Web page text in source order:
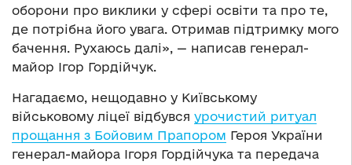
оборони про виклики у сфері освіти та про те,
де потрібна його увага. Отримав підтримку мого
бачення. Рухаюсь далі», — написав генерал-
майор Ігор Гордійчук.
Нагадаємо, нещодавно у Київському
військовому ліцеї відбувся урочистий ритуал
прощання з Бойовим Прапором Героя України
генерал-майора Ігоря Гордійчука та передача